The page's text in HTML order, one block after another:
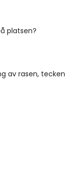
platsen?
av rasen, tecken